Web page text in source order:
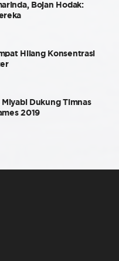
Bojan Hodak:
Hilang Konsentrasi
Miyabi Dukung Timnas
2019